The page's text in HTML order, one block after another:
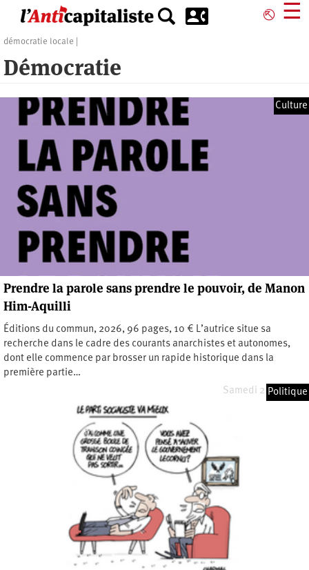
contenu
⎋ ☰
démocratie locale
Démocratie
Culture
Prendre la parole sans prendre le pouvoir, de Manon
Him-Aquilli
Éditions du commun, 2026, 96 pages, 10 € L’autrice situe sa
recherche dans le cadre des courants anarchistes et autonomes,
dont elle commence par brosser un rapide historique dans la
première partie…
Samedi 2 mai 2026
Politique